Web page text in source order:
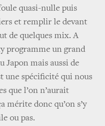
quasi-nulle puis
et remplir le devant
de quelques mix. A
programme un grand
Japon mais aussi de
une spécificité qui nous
que l’on n’aurait
mérite donc qu’on s’y
ou pas.